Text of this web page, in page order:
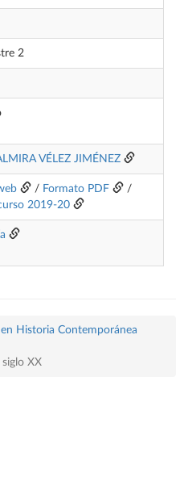
2
VÉLEZ JIMÉNEZ
/ Formato PDF
/
2019-20
Historia Contemporánea
XX